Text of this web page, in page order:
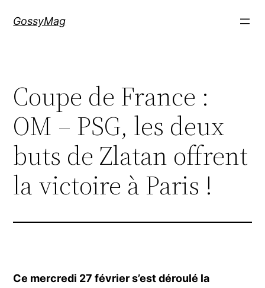
GossyMag
Coupe de France :
OM – PSG, les deux
buts de Zlatan offrent
la victoire à Paris !
Ce mercredi 27 février s’est déroulé la